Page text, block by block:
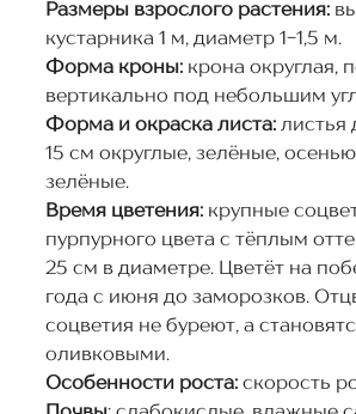
Размеры взрослого растения:
кустарника 1 м, диаметр 1-1,5 м.
Форма кроны:крона округлая,
вертикально под небольшим
Форма и окраска листа: листья
15 см округлые, зелёные,
зелёные.
Время цветения: крупные
пурпурного цвета с тёплым
25 см в диаметре. Цветёт на
года с июня до заморозков.
соцветия не буреют, а
оливковыми.
Особенности роста: скорость